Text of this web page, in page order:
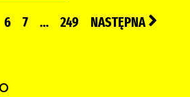
6 7 … 249 NASTĘPNA